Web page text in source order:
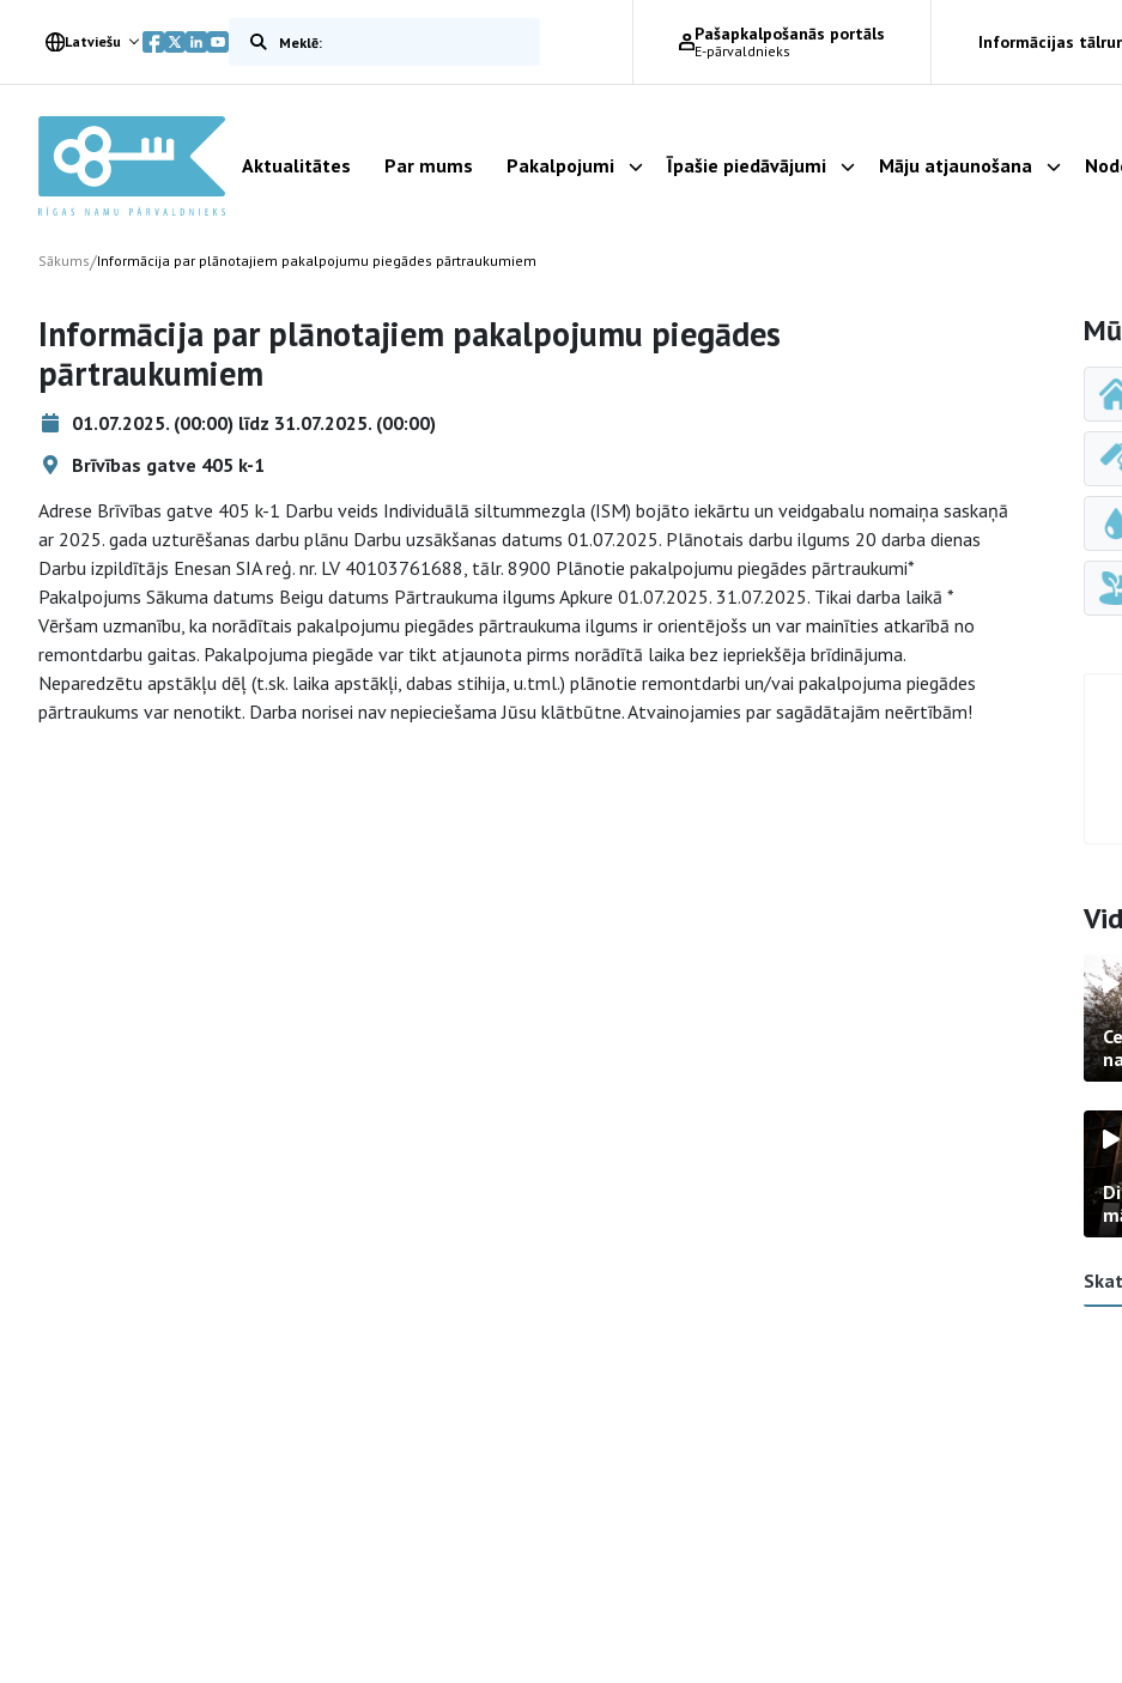
Latviešu Meklēt vietnē Pašapkalpošanās portāls
E-pārvaldnieks Informācijas
Aktualitātes Par mums Pakalpojumi Parādīt apakšizvēlni
Īpašie piedāvājumi Parādīt apakšizvēlni
Māju atjaunošana Parādīt
Sākums/Informācija par plānotajiem pakalpojumu piegādes pārtraukumiem
Informācija par plānotajiem pakalpojumu piegādes
pārtraukumiem
01.07.2025. (00:00) līdz 31.07.2025. (00:00)
Brīvības gatve 405 k-1
Adrese Brīvības gatve 405 k-1 Darbu veids Individuālā siltummezgla (ISM) bojāto iekārtu un veidgabalu nomaiņa saskaņā
ar 2025. gada uzturēšanas darbu plānu Darbu uzsākšanas datums 01.07.2025. Plānotais darbu ilgums 20 darba dienas
Darbu izpildītājs Enesan SIA reģ. nr. LV 40103761688, tālr. 8900 Plānotie pakalpojumu piegādes pārtraukumi*
Pakalpojums Sākuma datums Beigu datums Pārtraukuma ilgums Apkure 01.07.2025. 31.07.2025. Tikai darba laikā *
Vēršam uzmanību, ka norādītais pakalpojumu piegādes pārtraukuma ilgums ir orientējošs un var mainīties atkarībā no
remontdarbu gaitas. Pakalpojuma piegāde var tikt atjaunota pirms norādītā laika bez iepriekšēja brīdinājuma.
Neparedzētu apstākļu dēļ (t.sk. laika apstākļi, dabas stihija, u.tml.) plānotie remontdarbi un/vai pakalpojuma piegādes
pārtraukums var nenotikt. Darba norisei nav nepieciešama Jūsu klātbūtne. Atvainojamies par sagādātajām neērtībām!